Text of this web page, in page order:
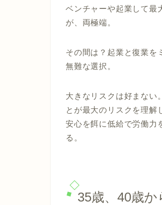
ベンチャーや起業して最
が、両極端。
その間は？起業と復業を
無難な選択。
大きなリスクは好まない
とが最大のリスクを理解
安心を餌に低給で労働力
る。
35歳、40歳